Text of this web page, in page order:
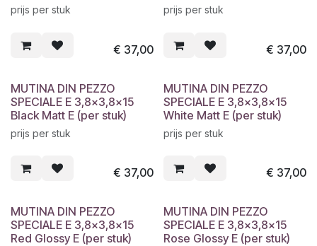
prijs per stuk
€ 37,00
prijs per stuk
€ 37,00
MUTINA DIN PEZZO
SPECIALE E 3,8x3,8x15
Black Matt E (per stuk)
prijs per stuk
€ 37,00
MUTINA DIN PEZZO
SPECIALE E 3,8x3,8x15
White Matt E (per stuk)
prijs per stuk
€ 37,00
MUTINA DIN PEZZO
SPECIALE E 3,8x3,8x15
Red Glossy E (per stuk)
MUTINA DIN PEZZO
SPECIALE E 3,8x3,8x15
Rose Glossy E (per stuk)